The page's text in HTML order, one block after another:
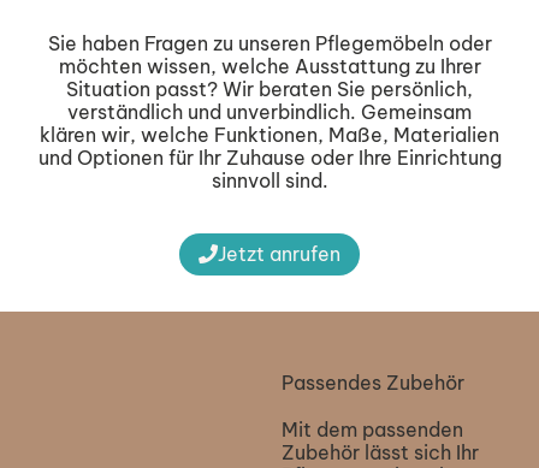
Sie haben Fragen zu unseren Pflegemöbeln oder
möchten wissen, welche Ausstattung zu Ihrer
Situation passt? Wir beraten Sie persönlich,
verständlich und unverbindlich. Gemeinsam
klären wir, welche Funktionen, Maße, Materialien
und Optionen für Ihr Zuhause oder Ihre Einrichtung
sinnvoll sind.
Jetzt anrufen
Passendes Zubehör
Mit dem passenden
Zubehör lässt sich Ihr